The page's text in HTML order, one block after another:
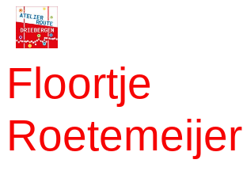
Floortje
Roetemeijer